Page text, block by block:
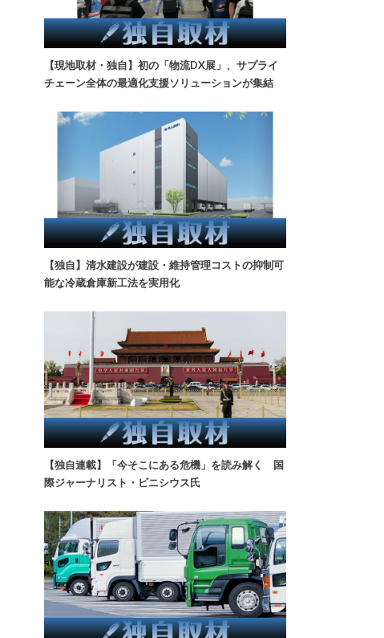
【現地取材・独自】初の「物流DX展」、サプライ
チェーン全体の最適化支援ソリューションが集結
【独自】清水建設が建設・維持管理コストの抑制可
能な冷蔵倉庫新工法を実用化
【独自連載】「今そこにある危機」を読み解く 国
際ジャーナリスト・ビニシウス氏